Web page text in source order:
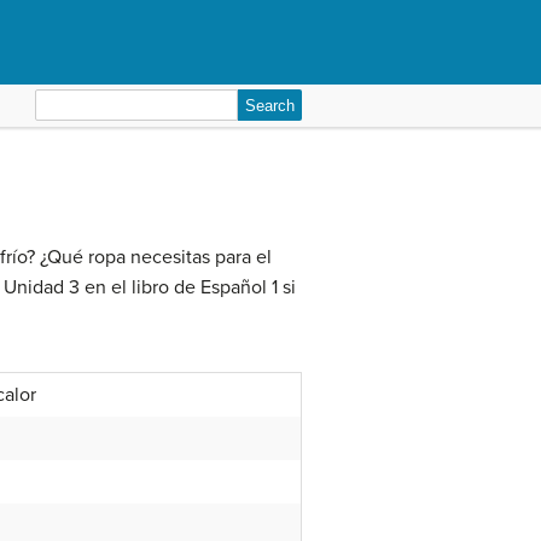
for:
¿Qué ropa necesitas para el
3 en el libro de Español 1 si